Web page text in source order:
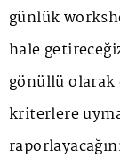
günlük
hale
gönüllü
kriterlere